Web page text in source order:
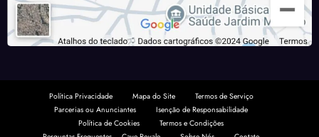
Política Privacidade Mapa do Site
Termos de Serviço
Parcerias ou Anunciantes
Isenção de Responsabilidade
Política de Cookies
Termos e Condições